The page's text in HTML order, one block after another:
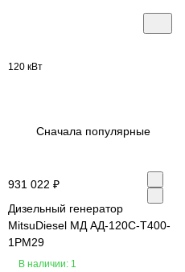
120 кВт
Сначала популярные
931 022 ₽
Дизельный генератор
MitsuDiesel МД АД-120С-Т400-
1РМ29
В наличии: 1